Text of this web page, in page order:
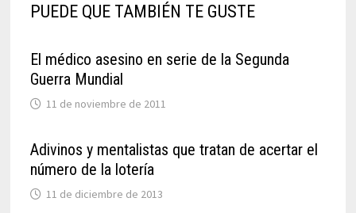
PUEDE QUE TAMBIÉN TE GUSTE
El médico asesino en serie de la Segunda
Guerra Mundial
11 de noviembre de 2011
Adivinos y mentalistas que tratan de acertar el
número de la lotería
11 de diciembre de 2013